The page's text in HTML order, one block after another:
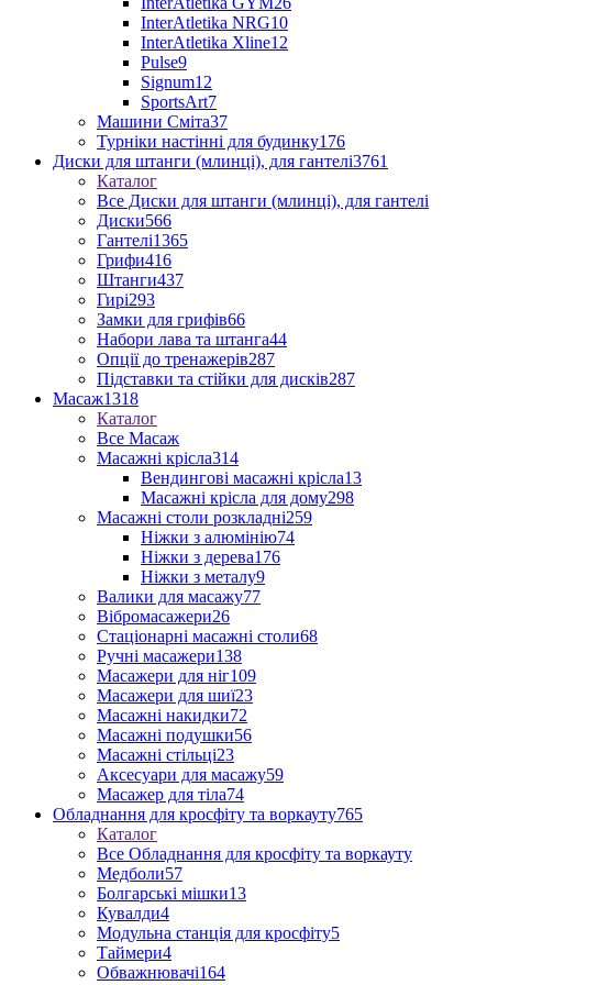
InterAtletika NRG10
InterAtletika Xline12
Pulse9
Signum12
SportsArt7
Машини Сміта37
Турніки настінні для будинку176
Диски для штанги (млинці), для гантелі3761
Каталог
Все Диски для штанги (млинці), для гантелі
Диски566
Гантелі1365
Грифи416
Штанги437
Гирі293
Замки для грифів66
Набори лава та штанга44
Опції до тренажерів287
Підставки та стійки для дисків287
Масаж1318
Каталог
Все Масаж
Масажні крісла314
Вендингові масажні крісла13
Масажні крісла для дому298
Масажні столи розкладні259
Ніжки з алюмінію74
Ніжки з дерева176
Ніжки з металу9
Валики для масажу77
Вібромасажери26
Стаціонарні масажні столи68
Ручні масажери138
Масажери для ніг109
Масажери для шиї23
Масажні накидки72
Масажні подушки56
Масажні стільці23
Аксесуари для масажу59
Масажер для тіла74
Обладнання для кросфіту та воркауту765
Каталог
Все Обладнання для кросфіту та воркауту
Медболи57
Болгарські мішки13
Кувалди4
Модульна станція для кросфіту5
Таймери4
Обважнювачі164